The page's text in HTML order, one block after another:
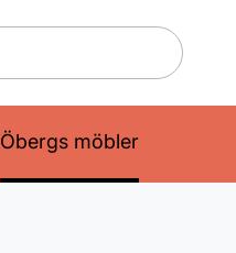
Öbergs möbler